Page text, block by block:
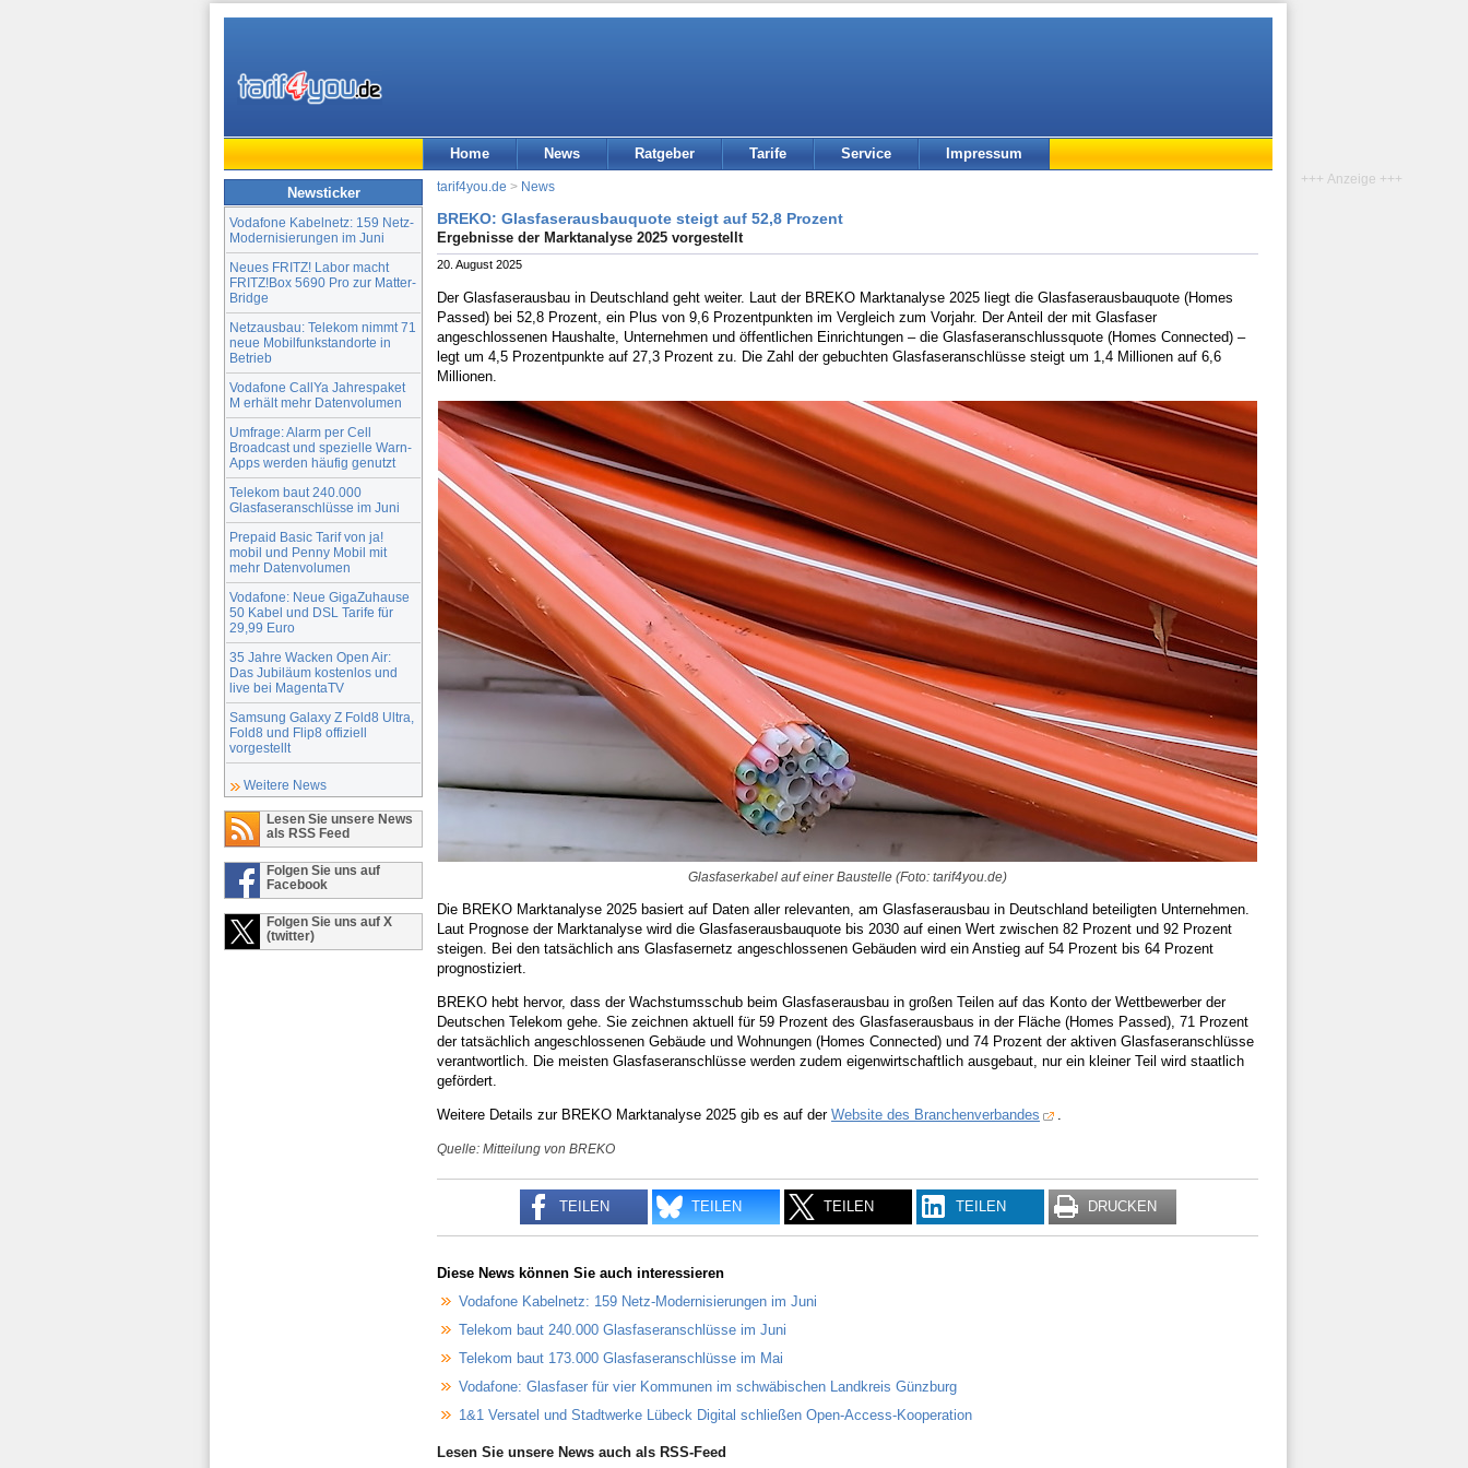
Home News Ratgeber Tarife Service Impressum
Newsticker
Vodafone Kabelnetz: 159 Netz-
Modernisierungen im Juni
Neues FRITZ! Labor macht
FRITZ!Box 5690 Pro zur Matter-
Bridge
Netzausbau: Telekom nimmt 71
neue Mobilfunkstandorte in
Betrieb
Vodafone CallYa Jahrespaket
M erhält mehr Datenvolumen
Umfrage: Alarm per Cell
Broadcast und spezielle Warn-
Apps werden häufig genutzt
Telekom baut 240.000
Glasfaseranschlüsse im Juni
Prepaid Basic Tarif von ja!
mobil und Penny Mobil mit
mehr Datenvolumen
Vodafone: Neue GigaZuhause
50 Kabel und DSL Tarife für
29,99 Euro
35 Jahre Wacken Open Air:
Das Jubiläum kostenlos und
live bei MagentaTV
Samsung Galaxy Z Fold8 Ultra,
Fold8 und Flip8 offiziell
vorgestellt
Weitere News
Lesen Sie unsere News
als RSS Feed
Folgen Sie uns auf
Facebook
Folgen Sie uns auf X
(twitter)
tarif4you.de > News
BREKO: Glasfaserausbauquote steigt auf 52,8 Prozent
Ergebnisse der Marktanalyse 2025 vorgestellt
20. August 2025
Der Glasfaserausbau in Deutschland geht weiter. Laut der BREKO Marktanalyse 2025 liegt die Glasfaserausbauquote (Homes
Passed) bei 52,8 Prozent, ein Plus von 9,6 Prozentpunkten im Vergleich zum Vorjahr. Der Anteil der mit Glasfaser
angeschlossenen Haushalte, Unternehmen und öffentlichen Einrichtungen – die Glasfaseranschlussquote (Homes Connected) –
legt um 4,5 Prozentpunkte auf 27,3 Prozent zu. Die Zahl der gebuchten Glasfaseranschlüsse steigt um 1,4 Millionen auf 6,6
Millionen.
Glasfaserkabel auf einer Baustelle (Foto: tarif4you.de)
Die BREKO Marktanalyse 2025 basiert auf Daten aller relevanten, am Glasfaserausbau in Deutschland beteiligten Unternehmen.
Laut Prognose der Marktanalyse wird die Glasfaserausbauquote bis 2030 auf einen Wert zwischen 82 Prozent und 92 Prozent
steigen. Bei den tatsächlich ans Glasfasernetz angeschlossenen Gebäuden wird ein Anstieg auf 54 Prozent bis 64 Prozent
prognostiziert.
BREKO hebt hervor, dass der Wachstumsschub beim Glasfaserausbau in großen Teilen auf das Konto der Wettbewerber der
Deutschen Telekom gehe. Sie zeichnen aktuell für 59 Prozent des Glasfaserausbaus in der Fläche (Homes Passed), 71 Prozent
der tatsächlich angeschlossenen Gebäude und Wohnungen (Homes Connected) und 74 Prozent der aktiven Glasfaseranschlüsse
verantwortlich. Die meisten Glasfaseranschlüsse werden zudem eigenwirtschaftlich ausgebaut, nur ein kleiner Teil wird staatlich
gefördert.
Weitere Details zur BREKO Marktanalyse 2025 gib es auf der Website des Branchenverbandes
Quelle: Mitteilung von BREKO
TEILEN TEILEN TEILEN TEILEN DRUCKEN
Diese News können Sie auch interessieren
Vodafone Kabelnetz: 159 Netz-Modernisierungen im Juni
Telekom baut 240.000 Glasfaseranschlüsse im Juni
Telekom baut 173.000 Glasfaseranschlüsse im Mai
Vodafone: Glasfaser für vier Kommunen im schwäbischen Landkreis Günzburg
1&1 Versatel und Stadtwerke Lübeck Digital schließen Open-Access-Kooperation
Lesen Sie unsere News auch als RSS-Feed
+++ Anzeige +++